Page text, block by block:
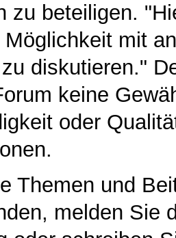
zu beteiligen.
mit
diskutieren."
keine
oder
Themen und
melden Sie